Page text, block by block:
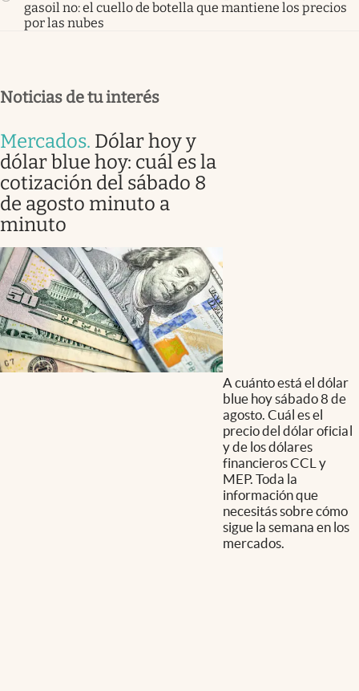
gasoil no: el cuello de botella que mantiene los precios
por las nubes
Noticias de tu interés
Mercados. Dólar hoy y
dólar blue hoy: cuál es la
cotización del sábado 8
de agosto minuto a
minuto
A cuánto está el dólar
blue hoy sábado 8 de
agosto. Cuál es el
precio del dólar oficial
y de los dólares
financieros CCL y
MEP. Toda la
información que
necesitás sobre cómo
sigue la semana en los
mercados.